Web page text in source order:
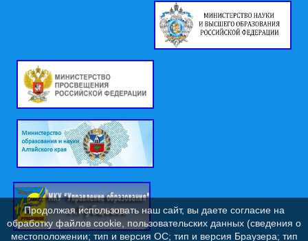
Продолжая использовать наш сайт, вы даете согласие на
обработку файлов cookie, пользовательских данных (сведения о
местоположении; тип и версия ОС; тип и версия Браузера; тип